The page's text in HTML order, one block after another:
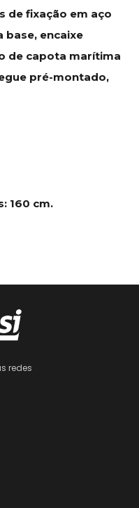
de fixação em aço
base, encaixe
de capota marítima
pré-montado,
160 cm.
redes